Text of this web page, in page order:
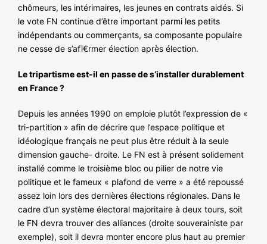
chômeurs, les intérimaires, les jeunes en contrats aidés. Si
le vote FN continue d’être important parmi les petits
indépendants ou commerçants, sa composante populaire
ne cesse de s’afï€rmer élection après élection.
Le tripartisme est-il en passe de s’installer durablement
en France ?
Depuis les années 1990 on emploie plutôt l’expression de «
tri-partition » afin de décrire que l’espace politique et
idéologique français ne peut plus être réduit à la seule
dimension gauche- droite. Le FN est à présent solidement
installé comme le troisième bloc ou pilier de notre vie
politique et le fameux « plafond de verre » a été repoussé
assez loin lors des dernières élections régionales. Dans le
cadre d’un système électoral majoritaire à deux tours, soit
le FN devra trouver des alliances (droite souverainiste par
exemple), soit il devra monter encore plus haut au premier